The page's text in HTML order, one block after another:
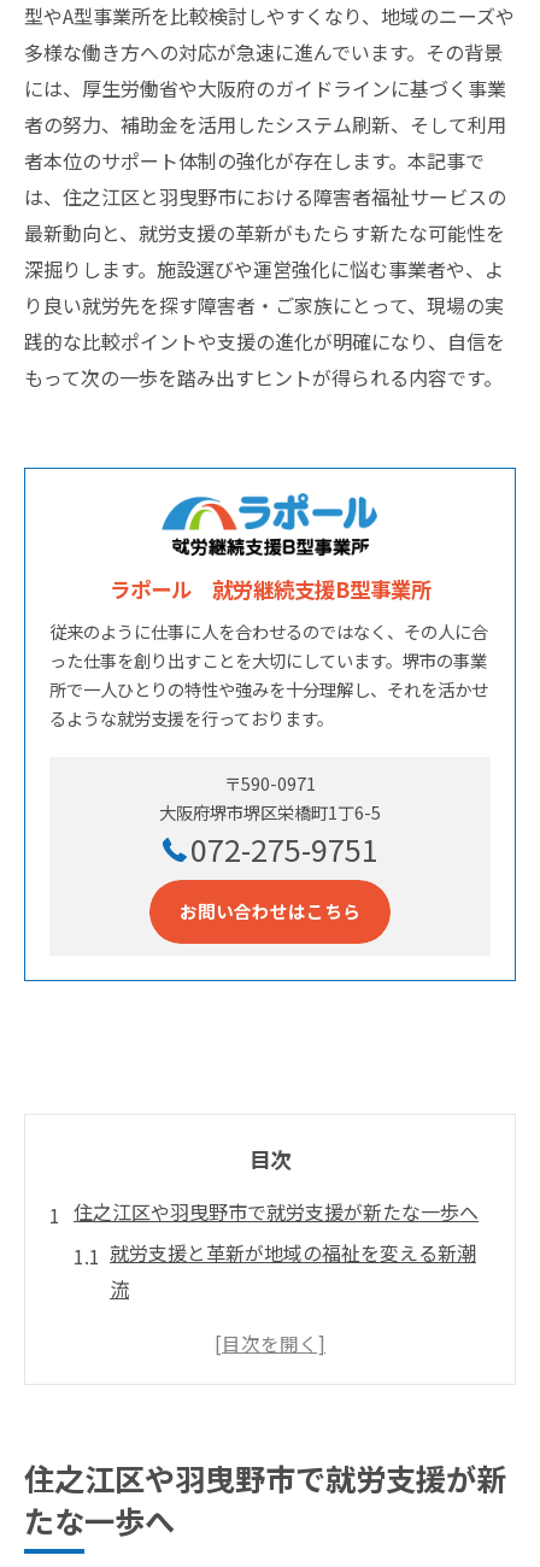
型やA型事業所を比較検討しやすくなり、地域のニーズや
多様な働き方への対応が急速に進んでいます。その背景
には、厚生労働省や大阪府のガイドラインに基づく事業
者の努力、補助金を活用したシステム刷新、そして利用
者本位のサポート体制の強化が存在します。本記事で
は、住之江区と羽曳野市における障害者福祉サービスの
最新動向と、就労支援の革新がもたらす新たな可能性を
深掘りします。施設選びや運営強化に悩む事業者や、よ
り良い就労先を探す障害者・ご家族にとって、現場の実
践的な比較ポイントや支援の進化が明確になり、自信を
もって次の一歩を踏み出すヒントが得られる内容です。
ラポール 就労継続支援B型事業所
従来のように仕事に人を合わせるのではなく、その人に合
った仕事を創り出すことを大切にしています。堺市の事業
所で一人ひとりの特性や強みを十分理解し、それを活かせ
るような就労支援を行っております。
〒590-0971
大阪府堺市堺区栄橋町1丁6-5
072-275-9751
お問い合わせはこちら
目次
住之江区や羽曳野市で就労支援が新たな一歩へ
就労支援と革新が地域の福祉を変える新潮
流
大阪府で注目の就労支援と選択肢の広がり
は
大阪府の指定様式と支援の新たな取組み
住之江区や羽曳野市で就労支援が新
たな一歩へ